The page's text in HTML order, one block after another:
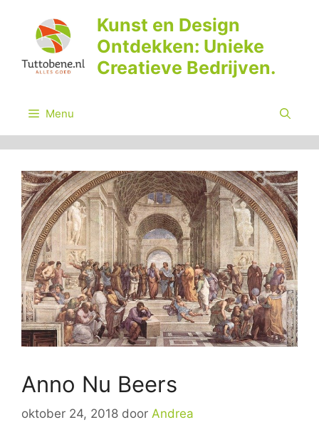
inhoud
Kunst en Design
Ontdekken: Unieke
Creatieve Bedrijven.
Menu
Anno Nu Beers
oktober 24, 2018 door Andrea